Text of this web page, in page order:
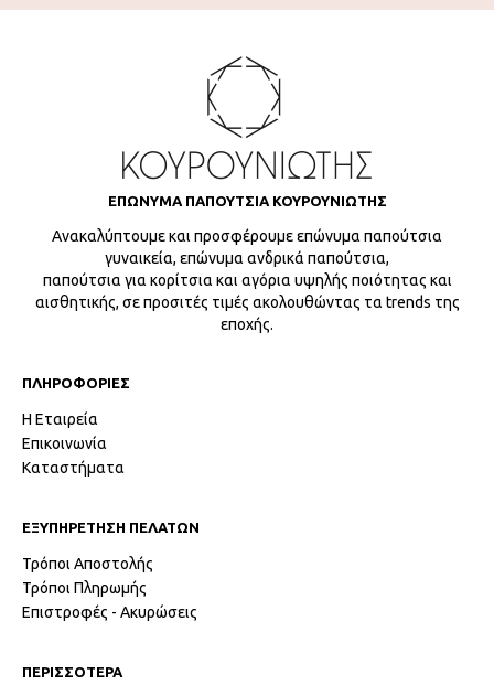
ΕΠΩΝΥΜΑ ΠΑΠΟΥΤΣΙΑ ΚΟΥΡΟΥΝΙΩΤΗΣ
Ανακαλύπτουμε και προσφέρουμε επώνυμα παπούτσια
γυναικεία, επώνυμα ανδρικά παπούτσια,
παπούτσια για κορίτσια και αγόρια υψηλής ποιότητας και
αισθητικής, σε προσιτές τιμές ακολουθώντας τα trends της
εποχής.
ΠΛΗΡΟΦΟΡΙΕΣ
Η Εταιρεία
Επικοινωνία
Καταστήματα
ΕΞΥΠΗΡΕΤΗΣΗ ΠΕΛΑΤΩΝ
Τρόποι Αποστολής
Τρόποι Πληρωμής
Επιστροφές - Ακυρώσεις
ΠΕΡΙΣΣΟΤΕΡΑ